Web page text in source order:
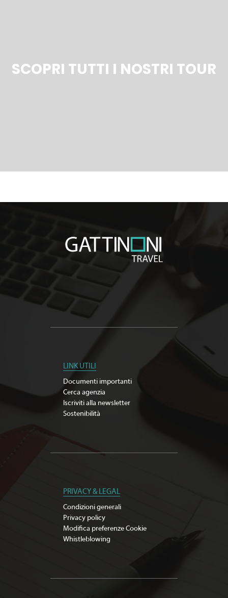
SCOPRI TUTTI I NOSTRI TOUR
LINK UTILI
Documenti importanti
Cerca agenzia
Iscriviti alla newsletter
Sostenibilità
PRIVACY & LEGAL
Condizioni generali
Privacy policy
Modifica preferenze Cookie
Whistleblowing